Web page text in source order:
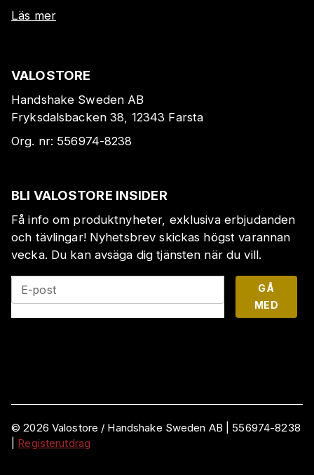
Läs mer
VALOSTORE
Handshake Sweden AB
Fryksdalsbacken 38, 12343 Farsta
Org. nr: 556974-8238
BLI VALOSTORE INSIDER
Få info om produktnyheter, exklusiva erbjudanden
och tävlingar! Nyhetsbrev skickas högst varannan
vecka. Du kan avsäga dig tjänsten när du vill.
E-post
GÅ
MED
©2026 Valostore / Handshake Sweden AB
556974-8238
Registerutdrag